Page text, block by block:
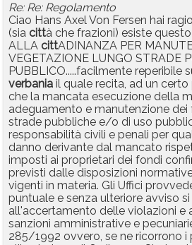
Re: Re: Regolamento
Ciao Hans Axel Von Fersen hai
(sia città che frazioni) esiste
ALLA cittADINANZA PER
VEGETAZIONE LUNGO STRADE
PUBBLICO.....facilmente reperibile
verbania il quale recita, ad un
che la mancata esecuzione della
adeguamento e manutenzione
strade pubbliche e/o di uso
responsabilità civili e penali per
danno derivante dal mancato
imposti ai proprietari dei fondi
previsti dalle disposizioni
vigenti in materia. Gli Uffici
puntuale e senza ulteriore avviso
all'accertamento delle violazioni e
sanzioni amministrative e
285/1992 ovvero, se ne ricorrono i